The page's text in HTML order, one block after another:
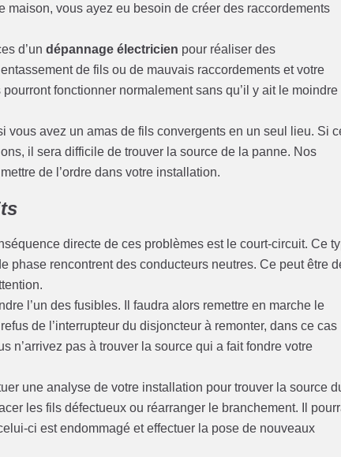
maison, vous ayez eu besoin de créer des raccordements
d’undépannage électricien pour réaliser des
de fils ou de mauvais raccordements et votre
fonctionner normalement sans qu’il y ait le moindre
vous avez un amas de fils convergents en un seul lieu. Si
il sera difficile de trouver la source de la panne. Nos
de l’ordre dans votre installation.
directe de ces problèmes est le court-circuit. Ce
phase rencontrent des conducteurs neutres. Ce peut être
l’un des fusibles. Il faudra alors remettre en marche le
de l’interrupteur du disjoncteur à remonter, dans ce cas
n’arrivez pas à trouver la source qui a fait fondre votre
une analyse de votre installation pour trouver la source
les fils défectueux ou réarranger le branchement. Il
ci est endommagé et effectuer la pose de nouveaux